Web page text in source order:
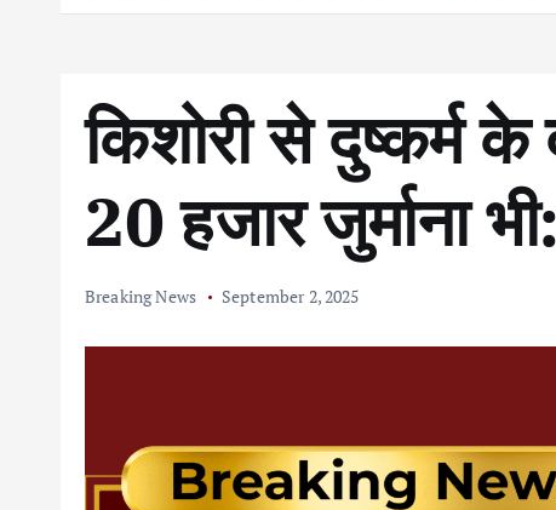
किशोरी से दुष्कर्म
20 हजार जुर्माना भी:
Breaking News September 2, 2025